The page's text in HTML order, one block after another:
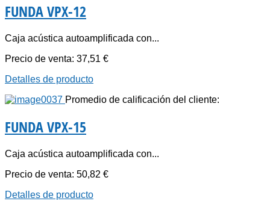
FUNDA VPX-12
Caja acústica autoamplificada con...
Precio de venta: 37,51 €
Detalles de producto
Promedio de calificación del cliente:
FUNDA VPX-15
Caja acústica autoamplificada con...
Precio de venta: 50,82 €
Detalles de producto